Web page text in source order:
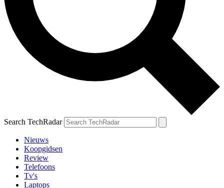
Search TechRadar
Nieuws
Koopgidsen
Review
Telefoons
Tv's
Laptops